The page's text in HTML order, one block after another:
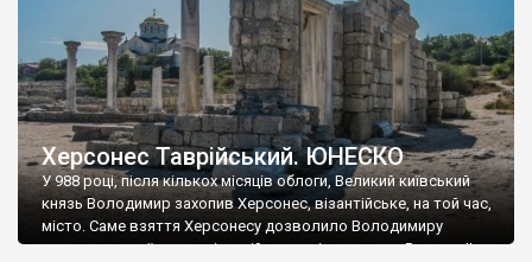
Херсонес Таврійський. ЮНЕСКО
У 988 році, після кількох місяців облоги, Великий київський
князь Володимир захопив Херсонес, візантійське, на той час,
місто. Саме взяття Херсонесу дозволило Володимиру
диктувати свої умови візантійському імператору Василю ІІ, та